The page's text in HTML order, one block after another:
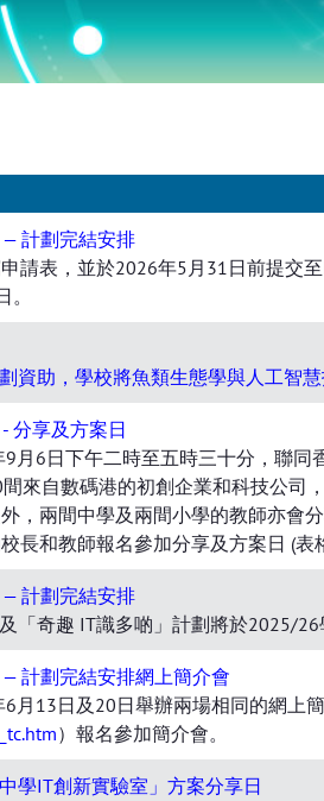
— 計劃完結安排
請表，並於2026年5月31日前提交
資助，學校將魚類生態學與人工智
分享及方案日
月6日下午二時至五時三十分，聯
來自數碼港的初創企業和科技公司
，兩間中學及兩間小學的教師亦會
長和教師報名參加分享及方案日 (表
— 計劃完結安排
「奇趣 IT識多啲」計劃將於2025/
— 計劃完結安排網上簡介會
月13日及20日舉辦兩場相同的網上
）報名參加簡介會。
學IT創新實驗室」方案分享日